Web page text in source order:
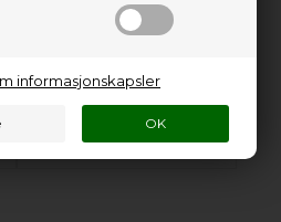
informasjonskapsler
Legg i kurven
Forhåndsbestill